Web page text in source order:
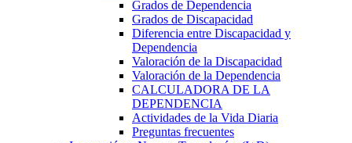
Grados de Dependencia
Grados de Discapacidad
Diferencia entre Discapacidad y
Dependencia
Valoración de la Discapacidad
Valoración de la Dependencia
CALCULADORA DE LA
DEPENDENCIA
Actividades de la Vida Diaria
Preguntas frecuentes